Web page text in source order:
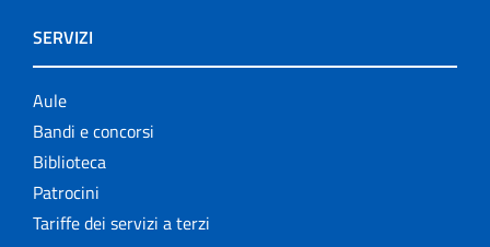
SERVIZI
Aule
Bandi e concorsi
Biblioteca
Patrocini
Tariffe dei servizi a terzi